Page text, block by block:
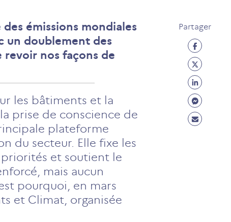
émissions mondiales
un doublement des
revoir nos façons de
Partager
Partage
(ouvre
un
nouvel
onglet)
Partage
Twitter
(ouvre
un
nouvel
Partage
(ouvre
un
Partage
(ouvre
Partage
les bâtiments et la
prise de conscience de
plateforme
du secteur. Elle fixe les
et soutient le
mais aucun
pourquoi, en mars
et Climat, organisée